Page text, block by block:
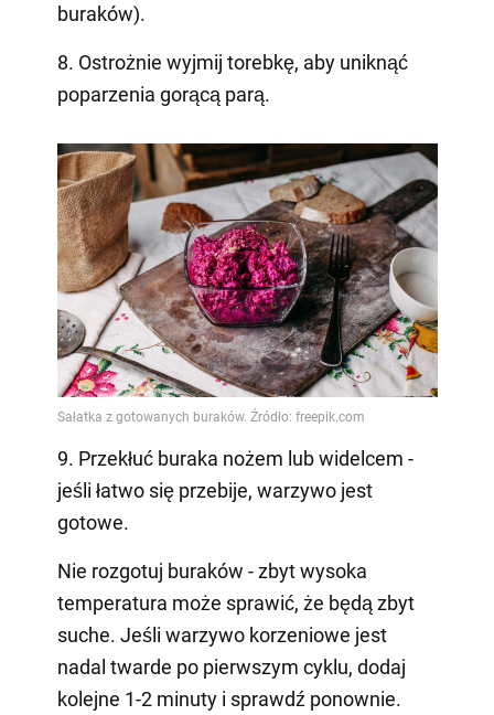
buraków).
8. Ostrożnie wyjmij torebkę, aby uniknąć
poparzenia gorącą parą.
9. Przekłuć buraka nożem lub widelcem -
jeśli łatwo się przebije, warzywo jest
gotowe.
Nie rozgotuj buraków - zbyt wysoka
temperatura może sprawić, że będą zbyt
suche. Jeśli warzywo korzeniowe jest
nadal twarde po pierwszym cyklu, dodaj
kolejne 1-2 minuty i sprawdź ponownie.